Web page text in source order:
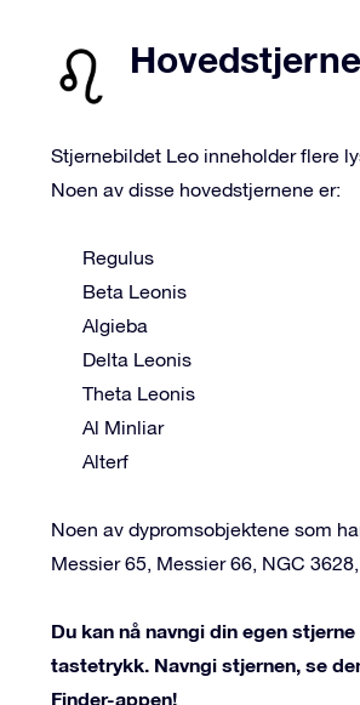
Stjernebildet Leo inneholder flere
Noen av disse hovedstjernene er:
Regulus
Beta Leonis
Algieba
Delta Leonis
Theta Leonis
Al Minliar
Alterf
Noen av dypromsobjektene som
Messier 65, Messier 66, NGC
Du kan nå navngi din egen
tastetrykk. Navngi stjernen, se
Finder-appen!